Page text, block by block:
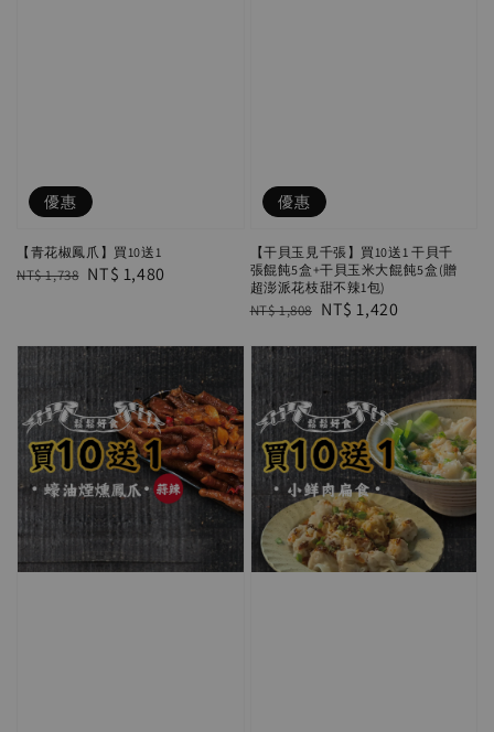
優惠
【青花椒鳳爪】買10送1
Regular
NT$ 1,738 Sale
NT$ 1,480
優惠
【干貝玉見千張】買10送1 干貝千
張餛飩5盒+干貝玉米大餛飩5盒(贈
超澎派花枝甜不辣1包)
Regular
NT$ 1,808 Sale
NT$ 1,420